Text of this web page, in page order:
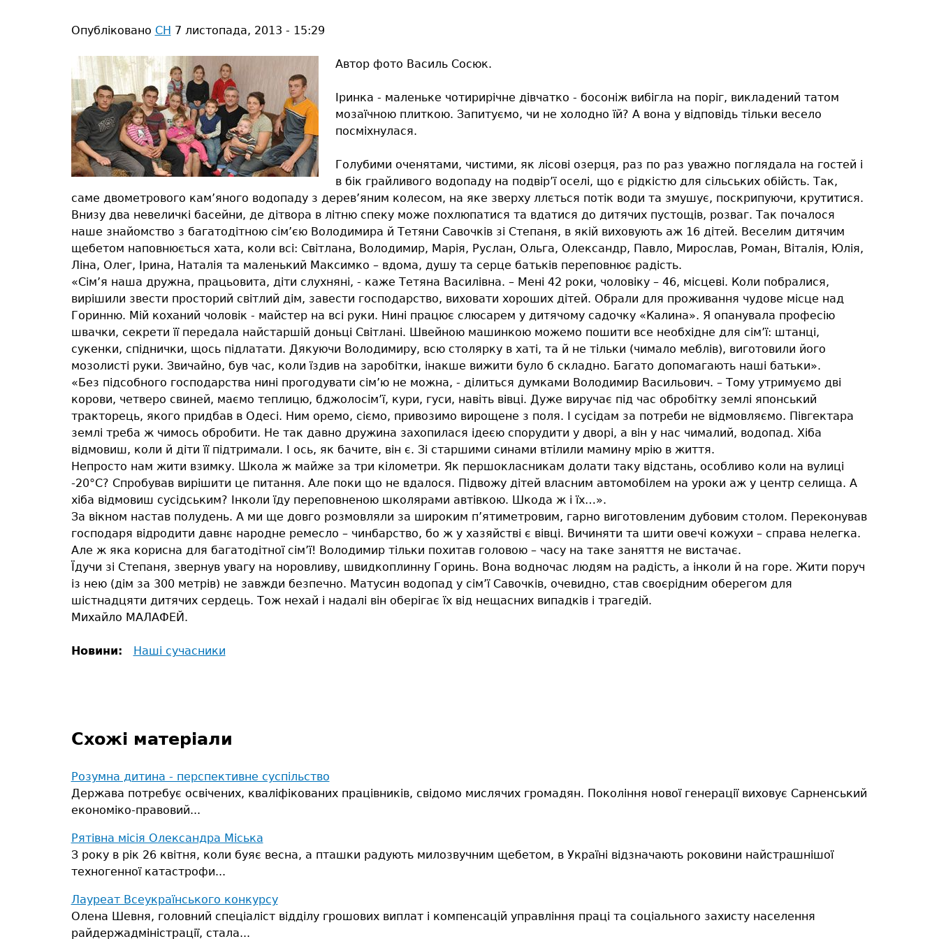
Опубліковано СН 7 листопада, 2013 - 15:29
Автор фото Василь Сосюк.
Іринка - маленьке чотирирічне дівчатко - босоніж вибігла на поріг, викладений татом
мозаїчною плиткою. Запитуємо, чи не холодно їй? А вона у відповідь тільки весело
посміхнулася.
Голубими оченятами, чистими, як лісові озерця, раз по раз уважно поглядала на гостей і
в бік грайливого водопаду на подвір’ї оселі, що є рідкістю для сільських обійсть. Так,
саме двометрового кам’яного водопаду з дерев’яним колесом, на яке зверху ллється потік води та змушує, поскрипуючи, крутитися.
Внизу два невеличкі басейни, де дітвора в літню спеку може похлюпатися та вдатися до дитячих пустощів, розваг. Так почалося
наше знайомство з багатодітною сім’єю Володимира й Тетяни Савочків зі Степаня, в якій виховують аж 16 дітей. Веселим дитячим
щебетом наповнюється хата, коли всі: Світлана, Володимир, Марія, Руслан, Ольга, Олександр, Павло, Мирослав, Роман, Віталія, Юлія,
Ліна, Олег, Ірина, Наталія та маленький Максимко – вдома, душу та серце батьків переповнює радість.
«Сім’я наша дружна, працьовита, діти слухняні, - каже Тетяна Василівна. – Мені 42 роки, чоловіку – 46, місцеві. Коли побралися,
вирішили звести просторий світлий дім, завести господарство, виховати хороших дітей. Обрали для проживання чудове місце над
Горинню. Мій коханий чоловік - майстер на всі руки. Нині працює слюсарем у дитячому садочку «Калина». Я опанувала професію
швачки, секрети її передала найстаршій доньці Світлані. Швейною машинкою можемо пошити все необхідне для сім’ї: штанці,
сукенки, спіднички, щось підлатати. Дякуючи Володимиру, всю столярку в хаті, та й не тільки (чимало меблів), виготовили його
мозолисті руки. Звичайно, був час, коли їздив на заробітки, інакше вижити було б складно. Багато допомагають наші батьки».
«Без підсобного господарства нині прогодувати сім’ю не можна, - ділиться думками Володимир Васильович. – Тому утримуємо дві
корови, четверо свиней, маємо теплицю, бджолосім’ї, кури, гуси, навіть вівці. Дуже виручає під час обробітку землі японський
тракторець, якого придбав в Одесі. Ним оремо, сіємо, привозимо вирощене з поля. І сусідам за потреби не відмовляємо. Півгектара
землі треба ж чимось обробити. Не так давно дружина захопилася ідеєю спорудити у дворі, а він у нас чималий, водопад. Хіба
відмовиш, коли й діти її підтримали. І ось, як бачите, він є. Зі старшими синами втілили мамину мрію в життя.
Непросто нам жити взимку. Школа ж майже за три кілометри. Як першокласникам долати таку відстань, особливо коли на вулиці
-20°С? Спробував вирішити це питання. Але поки що не вдалося. Підвожу дітей власним автомобілем на уроки аж у центр селища. А
хіба відмовиш сусідським? Інколи їду переповненою школярами автівкою. Шкода ж і їх…».
За вікном настав полудень. А ми ще довго розмовляли за широким п’ятиметровим, гарно виготовленим дубовим столом. Переконував
господаря відродити давнє народне ремесло – чинбарство, бо ж у хазяйстві є вівці. Вичиняти та шити овечі кожухи – справа нелегка.
Але ж яка корисна для багатодітної сім’ї! Володимир тільки похитав головою – часу на таке заняття не вистачає.
Їдучи зі Степаня, звернув увагу на норовливу, швидкоплинну Горинь. Вона водночас людям на радість, а інколи й на горе. Жити поруч
із нею (дім за 300 метрів) не завжди безпечно. Матусин водопад у сім’ї Савочків, очевидно, став своєрідним оберегом для
шістнадцяти дитячих сердець. Тож нехай і надалі він оберігає їх від нещасних випадків і трагедій.
Михайло МАЛАФЕЙ.
Новини: Наші сучасники
Схожі матеріали
Розумна дитина - перспективне суспільство
Держава потребує освічених, кваліфікованих працівників, свідомо мислячих громадян. Покоління нової генерації виховує Сарненський
економіко-правовий...
Рятівна місія Олександра Міська
З року в рік 26 квітня, коли буяє весна, а пташки радують милозвучним щебетом, в Україні відзначають роковини найстрашнішої
техногенної катастрофи...
Лауреат Всеукраїнського конкурсу
Олена Шевня, головний спеціаліст відділу грошових виплат і компенсацій управління праці та соціального захисту населення
райдержадміністрації, стала...